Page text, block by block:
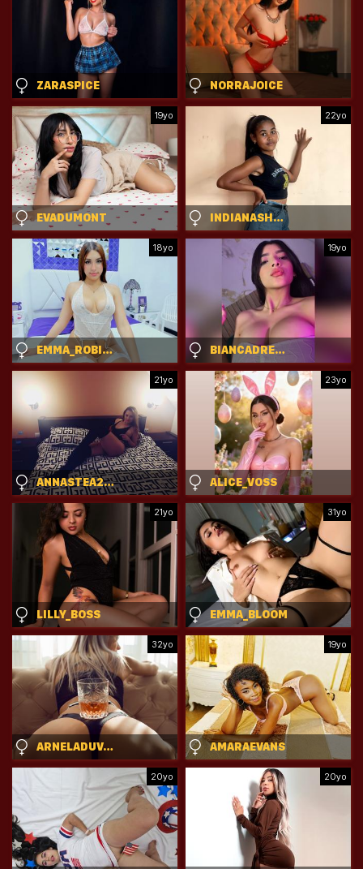
ZARASPICE NORRAJOICE
19yo
EVADUMONT
22yo
INDIANASHOWFRESH
18yo
EMMA_ROBINSON
19yo
BIANCADREAM
21yo
ANNASTEA21X
23yo
ALICE_VOSS
21yo
LILLY_BOSS
31yo
EMMA_BLOOM
32yo
ARNELADUVALE
19yo
AMARAEVANS
20yo 20yo